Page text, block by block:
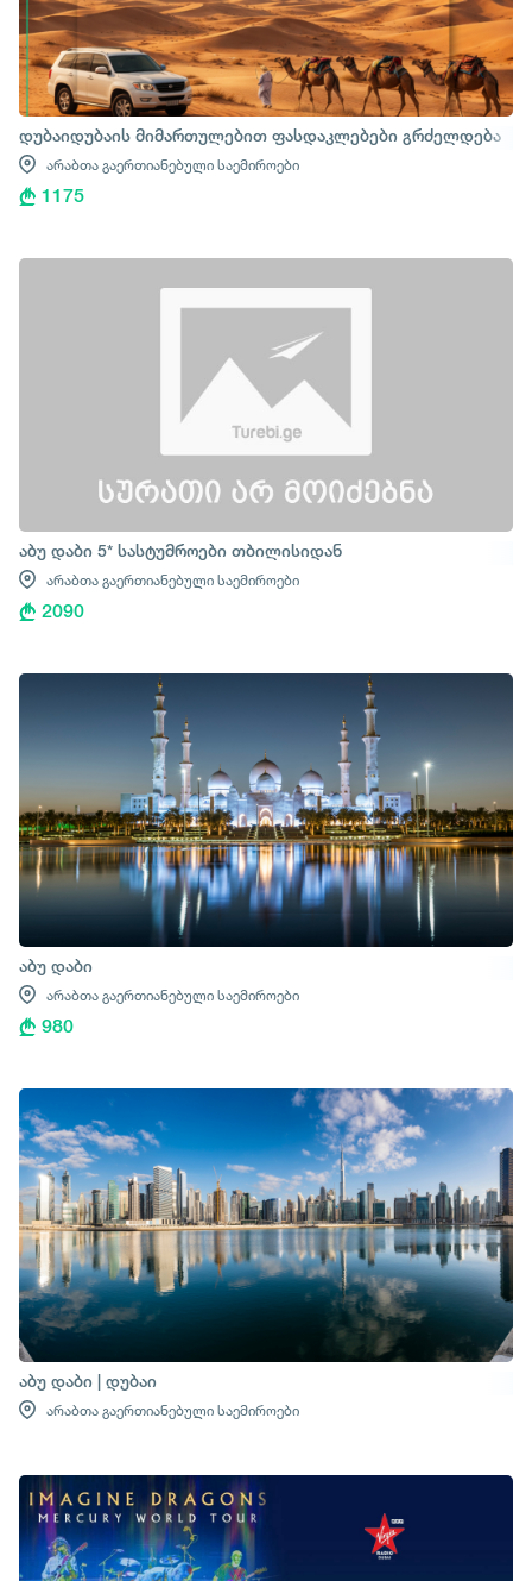
დუბაიდუბაის მიმართულებით ფასდაკლებები გრძელდება
არაბთა გაერთიანებული საემიროები
1175
აბუ დაბი 5* სასტუმროები თბილისიდან
არაბთა გაერთიანებული საემიროები
2090
აბუ დაბი
არაბთა გაერთიანებული საემიროები
980
აბუ დაბი | დუბაი
არაბთა გაერთიანებული საემიროები